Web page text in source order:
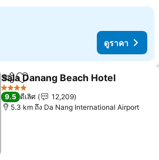
ดูราคา
แชร์ เพิ่มในรายการโปรด
Sala Danang Beach Hotel
4 ดาว
9.5 ดีเลิศ
12,209
5.3 km ถึง Da Nang International Airport